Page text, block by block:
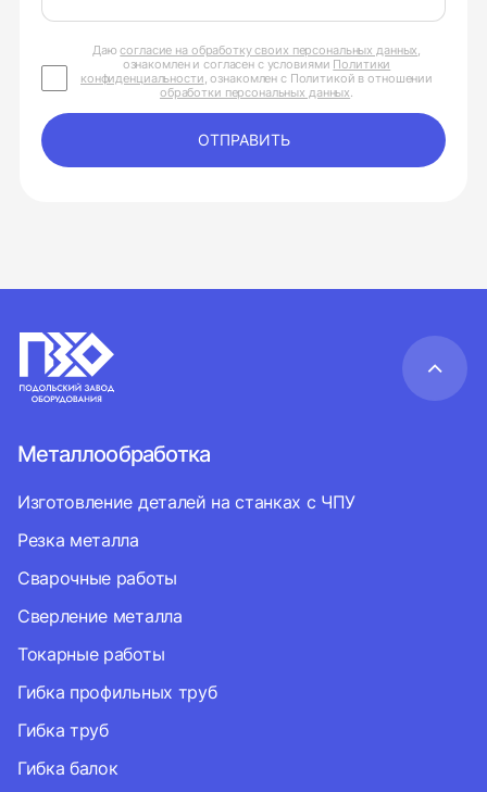
Даюсогласие на обработку своих персональных данных,
ознакомлен и согласен с условиями Политики
конфиденциальности, ознакомлен с Политикой в отношении
обработки персональных данных.
ОТПРАВИТЬ
Металлообработка
Изготовление деталей на станках с ЧПУ
Резка металла
Сварочные работы
Сверление металла
Токарные работы
Гибка профильных труб
Гибка труб
Гибка балок